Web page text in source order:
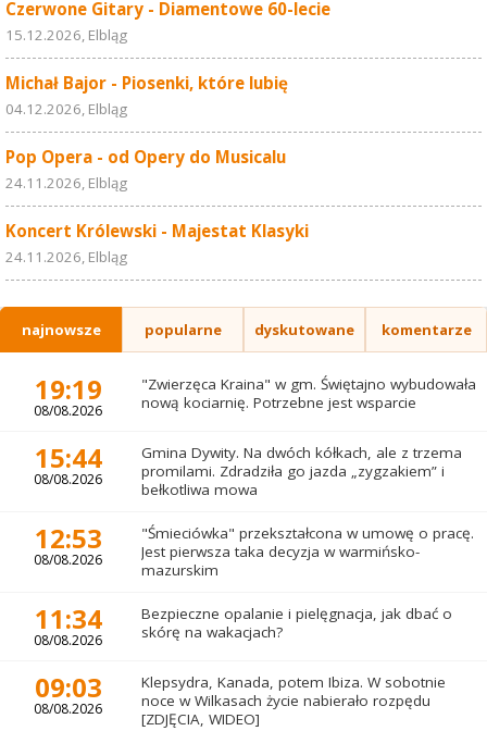
Czerwone Gitary - Diamentowe 60-lecie
15.12.2026, Elbląg
Michał Bajor - Piosenki, które lubię
04.12.2026, Elbląg
Pop Opera - od Opery do Musicalu
24.11.2026, Elbląg
Koncert Królewski - Majestat Klasyki
24.11.2026, Elbląg
najnowsze popularne dyskutowane komentarze
19:19
08/08.2026
"Zwierzęca Kraina" w gm. Świętajno wybudowała
nową kociarnię. Potrzebne jest wsparcie
15:44
08/08.2026
Gmina Dywity. Na dwóch kółkach, ale z trzema
promilami. Zdradziła go jazda „zygzakiem” i
bełkotliwa mowa
12:53
08/08.2026
"Śmieciówka" przekształcona w umowę o pracę.
Jest pierwsza taka decyzja w warmińsko-
mazurskim
11:34
08/08.2026
Bezpieczne opalanie i pielęgnacja, jak dbać o
skórę na wakacjach?
09:03
08/08.2026
Klepsydra, Kanada, potem Ibiza. W sobotnie
noce w Wilkasach życie nabierało rozpędu
[ZDJĘCIA, WIDEO]